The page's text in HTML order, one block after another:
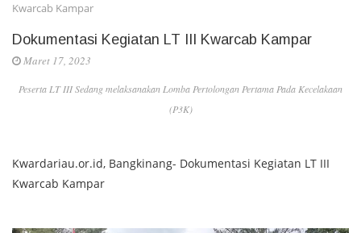
Kwarcab Kampar
Dokumentasi Kegiatan LT III Kwarcab Kampar
Maret 17, 2023
Peserta LT III Sedang melaksanakan Lomba Pertolongan Pertama Pada Kecelakaan
(P3K)
Kwardariau.or.id, Bangkinang- Dokumentasi Kegiatan LT III
Kwarcab Kampar